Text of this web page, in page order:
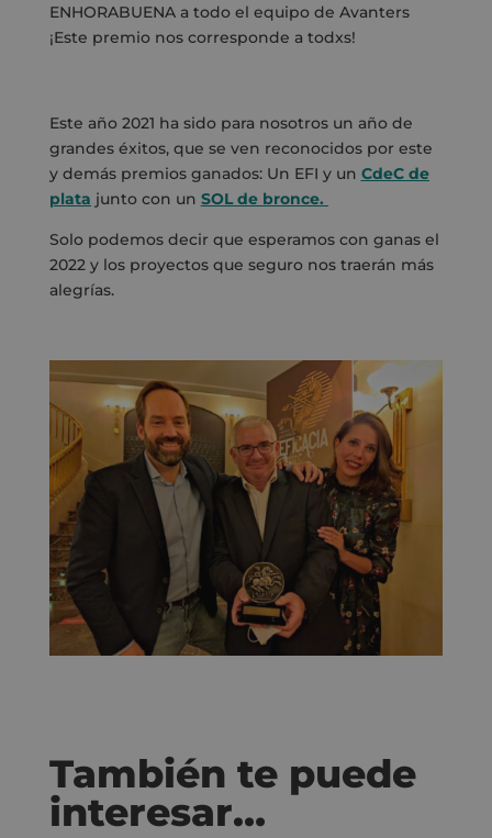
ENHORABUENA a todo el equipo de Avanters
¡Este premio nos corresponde a todxs!
Este año 2021 ha sido para nosotros un año de
grandes éxitos, que se ven reconocidos por este
y demás premios ganados: Un EFI y un CdeC de
plata junto con un SOL de bronce.
Solo podemos decir que esperamos con ganas el
2022 y los proyectos que seguro nos traerán más
alegrías.
También te puede
interesar…